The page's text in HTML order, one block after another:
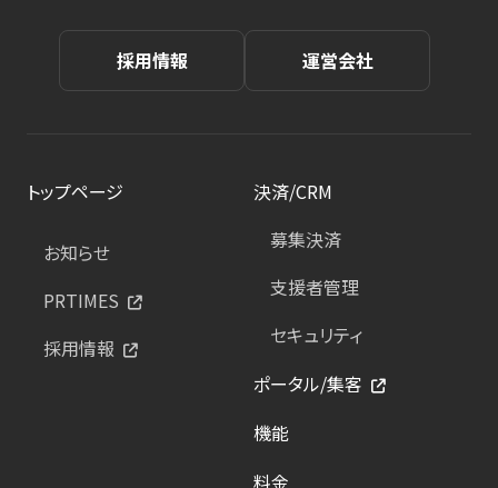
採用情報 運営会社
トップページ
お知らせ
PRTIMES
採用情報
決済/CRM
募集決済
支援者管理
セキュリティ
ポータル/集客
機能
料金